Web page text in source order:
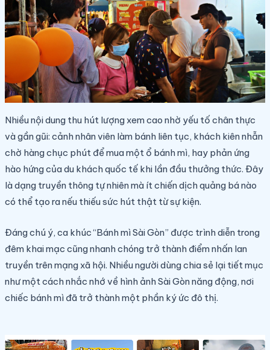
Nhiều nội dung thu hút lượng xem cao nhờ yếu tố chân thực
và gần gũi: cảnh nhân viên làm bánh liên tục, khách kiên nhẫn
chờ hàng chục phút để mua một ổ bánh mì, hay phản ứng
hào hứng của du khách quốc tế khi lần đầu thưởng thức. Đây
là dạng truyền thông tự nhiên mà ít chiến dịch quảng bá nào
có thể tạo ra nếu thiếu sức hút thật từ sự kiện.
Đáng chú ý, ca khúc “Bánh mì Sài Gòn” được trình diễn trong
đêm khai mạc cũng nhanh chóng trở thành điểm nhấn lan
truyền trên mạng xã hội. Nhiều người dùng chia sẻ lại tiết mục
như một cách nhắc nhớ về hình ảnh Sài Gòn năng động, nơi
chiếc bánh mì đã trở thành một phần ký ức đô thị.